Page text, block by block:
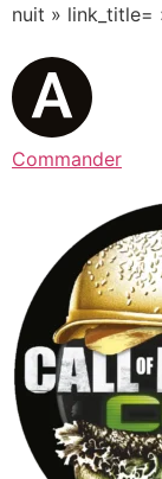
nuit » link_title=
Commander